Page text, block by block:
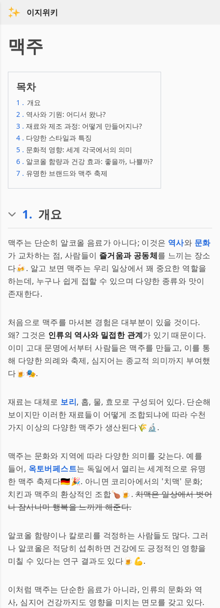
이지위키
맥주
목차
1 . 개요
2 . 역사와 기원: 어디서 왔나?
3 . 재료와 제조 과정: 어떻게 만들어지나?
4 . 다양한 스타일과 특징
5 . 문화적 영향: 세계 각국에서의 의미
6 . 알코올 함량과 건강 효과: 좋을까, 나쁠까?
7 . 유명한 브랜드와 맥주 축제
1. 개요
맥주는 단순히 알코올 음료가 아니다; 이것은 역사와 문화
가 교차하는 점, 사람들이 즐거움과 공동체를 느끼는 장소
다🍻. 알고 보면 맥주는 우리 일상에서 꽤 중요한 역할을
하는데, 누구나 쉽게 접할 수 있으며 다양한 종류와 맛이
존재한다.
처음으로 맥주를 마셔본 경험은 대부분이 있을 것이다.
왜? 그것은 인류의 역사와 밀접한 관계가 있기 때문이다.
이미 고대 문명에서부터 사람들은 맥주를 만들고, 이를 통
해 다양한 의례와 축제, 심지어는 종교적 의미까지 부여했
다🍺🎭.
재료는 대체로 보리, 홉, 물, 효모로 구성되어 있다. 단순해
보이지만 이러한 재료들이 어떻게 조합되냐에 따라 수천
가지 이상의 다양한 맥주가 생산된다🌾🔬.
맥주는 문화와 지역에 따라 다양한 의미를 갖는다. 예를
들어, 옥토버페스트는 독일에서 열리는 세계적으로 유명
한 맥주 축제다🇩🇪🎉. 아니면 코리아에서의 '치맥' 문화;
치킨과 맥주의 환상적인 조합🍗🍺.치맥은 일상에서 벗어
나 잠시나마 행복을 느끼게 해준다.
알코올 함량이나 칼로리를 걱정하는 사람들도 많다. 그러
나 알코올은 적당히 섭취하면 건강에도 긍정적인 영향을
미칠 수 있다는 연구 결과도 있다🍺💪.
이처럼 맥주는 단순한 음료가 아니라, 인류의 문화와 역
사, 심지어 건강까지도 영향을 미치는 면모를 갖고 있다.